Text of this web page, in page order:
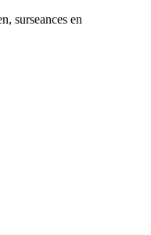
surseances en